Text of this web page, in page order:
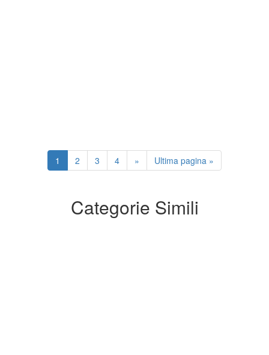
1 2 3 4 » Ultima pagina »
Categorie Simili